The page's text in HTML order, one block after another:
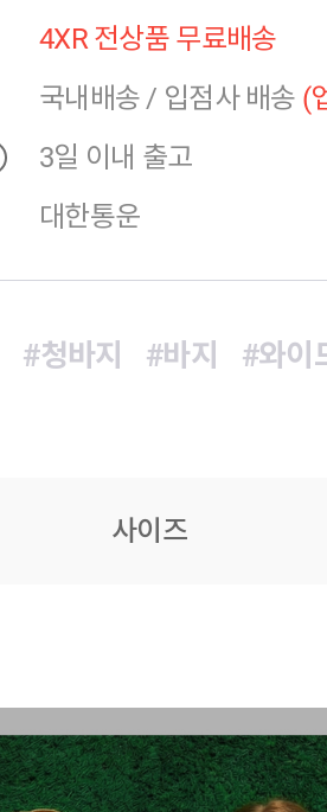
4XR 전상품 무료배송
국내배송 / 입점사 배송 (
3일 이내 출고
대한통운
#청바지 #바지 #와이
사이즈